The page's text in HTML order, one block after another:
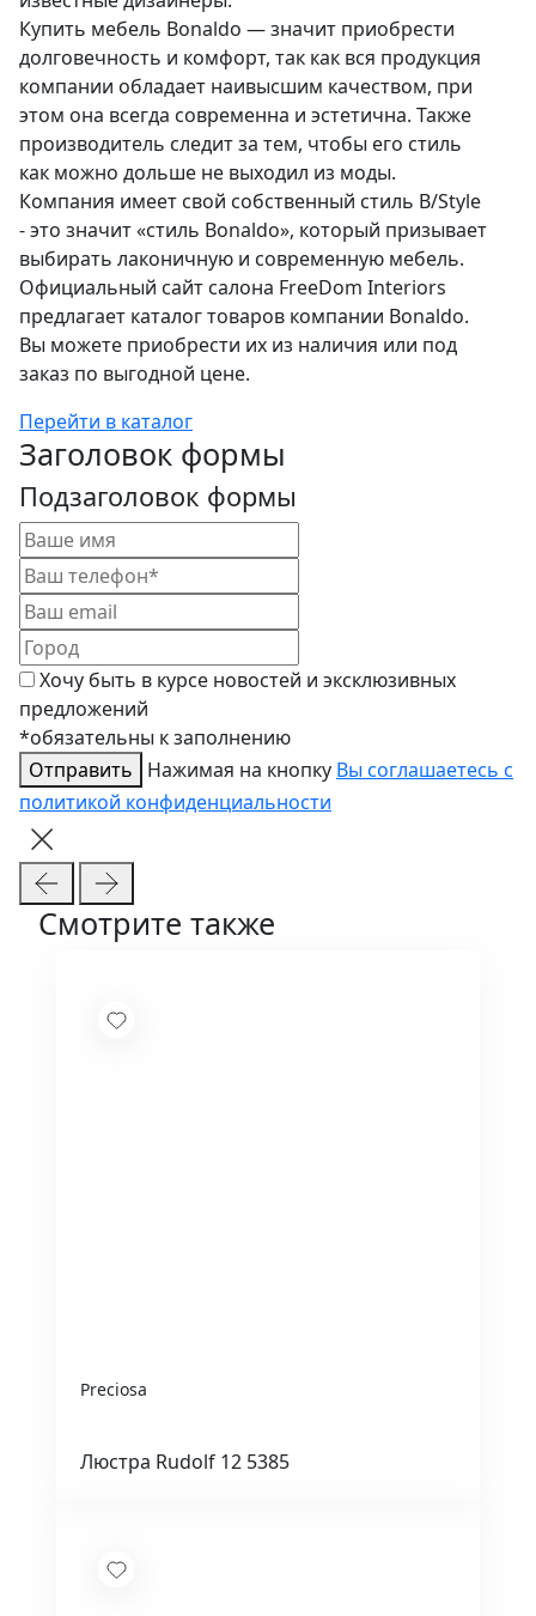
Купить мебель Bonaldo — значит приобрести
долговечность и комфорт, так как вся продукция
компании обладает наивысшим качеством, при
этом она всегда современна и эстетична. Также
производитель следит за тем, чтобы его стиль
как можно дольше не выходил из моды.
Компания имеет свой собственный стиль B/Style
- это значит «стиль Bonaldo», который призывает
выбирать лаконичную и современную мебель.
Официальный сайт салона FreeDom Interiors
предлагает каталог товаров компании Bonaldo.
Вы можете приобрести их из наличия или под
заказ по выгодной цене.
Перейти в каталог
Заголовок формы
Подзаголовок формы
Хочу быть в курсе новостей и эксклюзивных
предложений
*обязательны к заполнению
Отправить
Нажимая на кнопку Вы соглашаетесь с
политикой конфиденциальности
Смотрите также
Preciosa
Люстра Rudolf 12 5385